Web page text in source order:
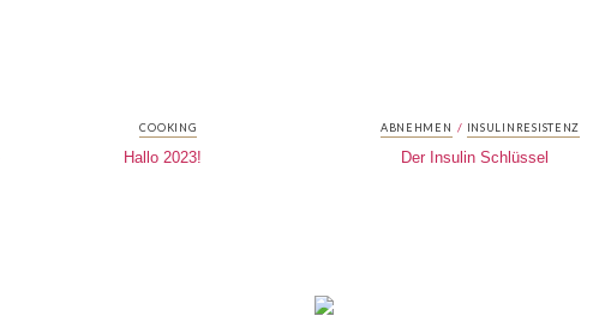
COOKING
Hallo 2023!
ABNEHMEN / INSULINRESISTENZ
Der Insulin Schlüssel